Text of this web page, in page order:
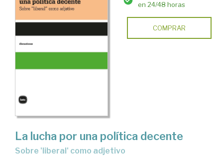
en 24/48 horas
COMPRAR
La lucha por una política decente
sobre 'liberal' como adjetivo